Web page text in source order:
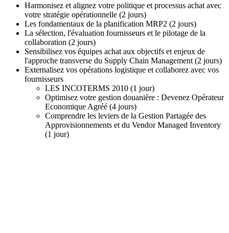
Harmonisez et alignez votre politique et processus achat avec
votre stratégie opérationnelle (2 jours)
Les fondamentaux de la planification MRP2 (2 jours)
La sélection, l'évaluation fournisseurs et le pilotage de la
collaboration (2 jours)
Sensibilisez vos équipes achat aux objectifs et enjeux de
l'approche transverse du Supply Chain Management (2 jours)
Externalisez vos opérations logistique et collaborez avec vos
fournisseurs
LES INCOTERMS 2010 (1 jour)
Optimisez votre gestion douanière : Devenez Opérateur
Economique Agréé (4 jours)
Comprendre les leviers de la Gestion Partagée des
Approvisionnements et du Vendor Managed Inventory
(1 jour)